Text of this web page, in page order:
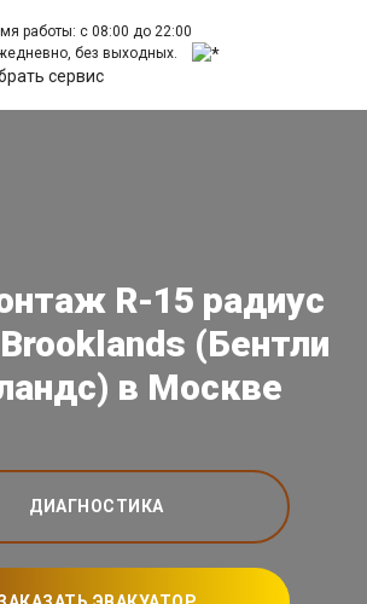
работы: с 08:00 до 22:00
без выходных.
сервис
R-15 радиус
(Бентли
в Москве
ДИАГНОСТИКА